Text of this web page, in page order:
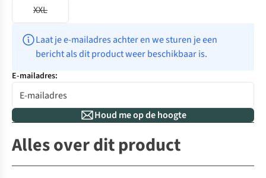
XXL
Laat je e-mailadres achter en we sturen je een
bericht als dit product weer beschikbaar is.
E-mailadres:
Houd me op de hoogte
Alles over dit product